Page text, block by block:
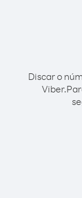
Discar o
Viber.